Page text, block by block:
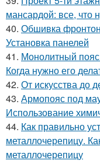
мансардой: все, что
40. Обшивка
Установка панелей
41. Монолитный пояс
Когда нужно его
42. От искусства до
43. Армопояс под
Использование
44. Как правильно
металлочерепицу.
металлочерепицу